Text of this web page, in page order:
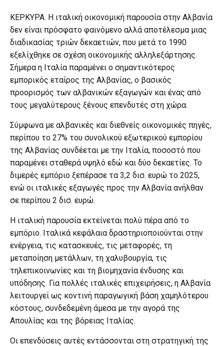
ΚΕΡΚΥΡΑ. Η ιταλική οικονομική παρουσία στην Αλβανία
δεν είναι πρόσφατο φαινόμενο αλλά αποτέλεσμα μιας
διαδικασίας τριών δεκαετιών, που μετά το 1990
εξελίχθηκε σε σχέση οικονομικής αλληλεξάρτησης.
Σήμερα η Ιταλία παραμένει ο σημαντικότερος
εμπορικός εταίρος της Αλβανίας, ο βασικός
προορισμός των αλβανικών εξαγωγών και ένας από
τους μεγαλύτερους ξένους επενδυτές στη χώρα.
Σύμφωνα με αλβανικές και διεθνείς οικονομικές πηγές,
περίπου το 27% του συνολικού εξωτερικού εμπορίου
της Αλβανίας συνδέεται με την Ιταλία, ποσοστό που
παραμένει σταθερά υψηλό εδώ και δύο δεκαετίες. Το
διμερές εμπόριο ξεπέρασε τα 3,2 δισ. ευρώ το 2025,
ενώ οι ιταλικές εξαγωγές προς την Αλβανία ανήλθαν
σε περίπου 2 δισ. ευρώ.
Η ιταλική παρουσία εκτείνεται πολύ πέρα από το
εμπόριο. Ιταλικά κεφάλαια δραστηριοποιούνται στην
ενέργεια, τις κατασκευές, τις μεταφορές, τη
μεταποίηση μετάλλων, τη χαλυβουργία, τις
τηλεπικοινωνίες και τη βιομηχανία ένδυσης και
υπόδησης. Για πολλές ιταλικές επιχειρήσεις, η Αλβανία
λειτουργεί ως κοντινή παραγωγική βάση χαμηλότερου
κόστους, συνδεδεμένη άμεσα με την αγορά της
Απουλίας και της βόρειας Ιταλίας.
Οι επενδύσεις αυτές εντάσσονται στη στρατηγική της